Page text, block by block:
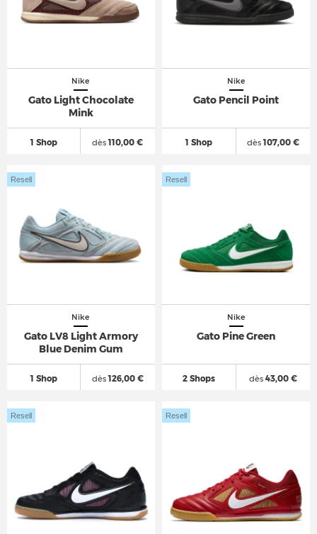
Nike
Gato Light Chocolate
Mink
1 Shop dès110,00 €
Nike
Gato Pencil Point
1 Shop dès107,00 €
Nike
Gato LV8 Light Armory
Blue Denim Gum
1 Shop
Resell
dès126,00 €
Nike
Gato Pine Green
2 Shops
Resell
dès43,00 €
Resell Resell